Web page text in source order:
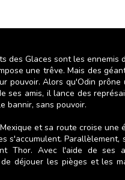
des Glaces sont les ennemis
une trêve. Mais des
pouvoir. Alors qu'Odin
ses amis, il lance des
bannir, sans pouvoir.
et sa route croise une
s'accumulent.
Thor. Avec l'aide de ses
déjouer les pièges et les